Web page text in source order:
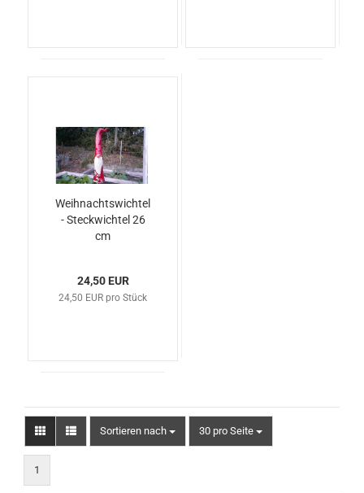
Weihnachtswichtel
- Steckwichtel 26
cm
24,50 EUR
24,50 EUR pro Stück
Sortieren nach
Sortieren nach 30 pro Seite
pro Seite
1